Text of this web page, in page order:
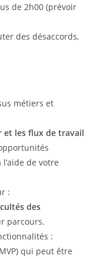
de 2h00 (prévoir
des désaccords,
métiers et
et les flux de travail
de votre
:
des
parcours.
:
qui peut être